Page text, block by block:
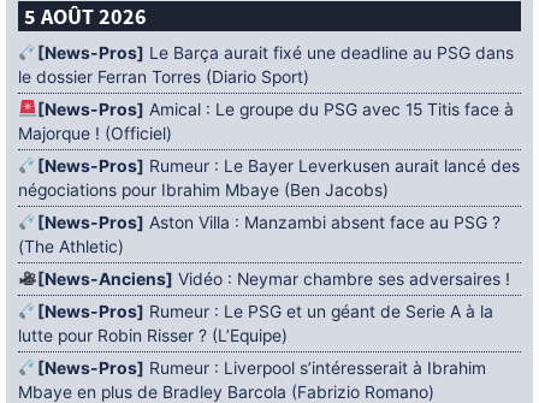
5 AOÛT 2026
[News-Pros] Le Barça aurait fixé une deadline au PSG dans
le dossier Ferran Torres (Diario Sport)
[News-Pros] Amical : Le groupe du PSG avec 15 Titis face à
Majorque ! (Officiel)
[News-Pros] Rumeur : Le Bayer Leverkusen aurait lancé des
négociations pour Ibrahim Mbaye (Ben Jacobs)
[News-Pros] Aston Villa : Manzambi absent face au PSG ?
(The Athletic)
[News-Anciens] Vidéo : Neymar chambre ses adversaires !
[News-Pros] Rumeur : Le PSG et un géant de Serie A à la
lutte pour Robin Risser ? (L’Equipe)
[News-Pros] Rumeur : Liverpool s’intéresserait à Ibrahim
Mbaye en plus de Bradley Barcola (Fabrizio Romano)